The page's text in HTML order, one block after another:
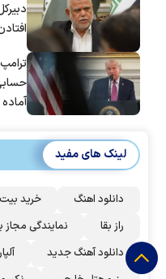
لینک های مفید
دانلود اهنگ خرید
راز بقا
نمایندگی
دانلود آهنگ جدید